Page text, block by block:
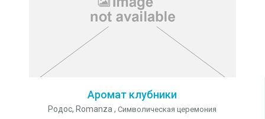
Аромат клубники
Родос, Romanza , Символическая церемония